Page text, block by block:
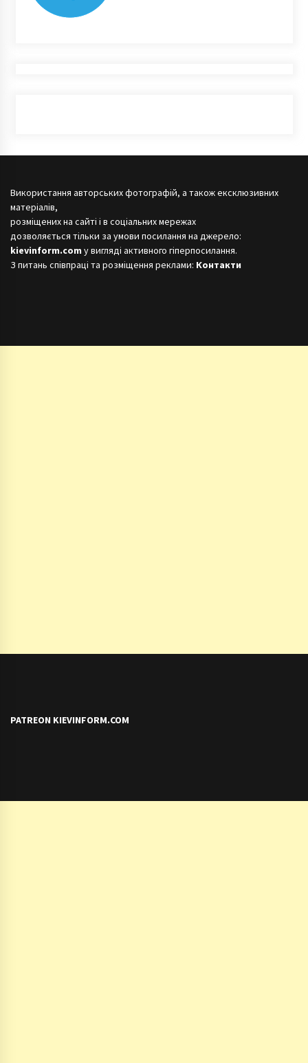
Використання авторських фотографій, а також ексклюзивних
матеріалів,
розміщених на сайті і в соціальних мережах
дозволяється тільки за умови посилання на джерело:
kievinform.com у вигляді активного гіперпосилання.
З питань співпраці та розміщення реклами: Контакти
PATREON KIEVINFORM.COM